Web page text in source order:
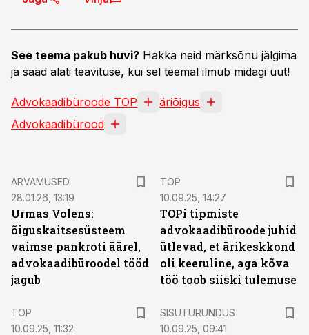
See teema pakub huvi? Hakka neid märksõnu jälgima
ja saad alati teavituse, kui sel teemal ilmub midagi uut!
Advokaadibüroode TOP
äriõigus
Advokaadibürood
ARVAMUSED
28.01.26, 13:19
Urmas Volens:
õiguskaitsesüsteem
vaimse pankroti äärel,
advokaadibüroodel tööd
jagub
TOP
10.09.25, 14:27
TOPi tipmiste
advokaadibüroode juhid
ütlevad, et ärikeskkond
oli keeruline, aga kõva
töö toob siiski tulemuse
TOP
10.09.25, 11:32
SISUTURUNDUS
10.09.25, 09:41